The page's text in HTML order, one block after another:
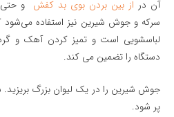
آن در از بین بردن بوی بد کفش و حتی
سرکه و جوش شیرین نیز استفاده می‌شود
لباسشویی است و تمیز کردن آهک و
دستگاه را تضمین می کند.
جوش شیرین را در یک لیوان بزرگ بریزید.
پر شود.